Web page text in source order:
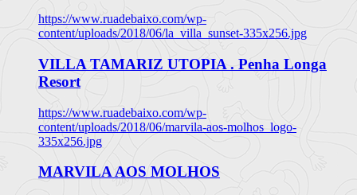
https://www.ruadebaixo.com/wp-
content/uploads/2018/06/la_villa_sunset-335x256.jpg
VILLA TAMARIZ UTOPIA . Penha Longa
Resort
https://www.ruadebaixo.com/wp-
content/uploads/2018/06/marvila-aos-molhos_logo-
335x256.jpg
MARVILA AOS MOLHOS